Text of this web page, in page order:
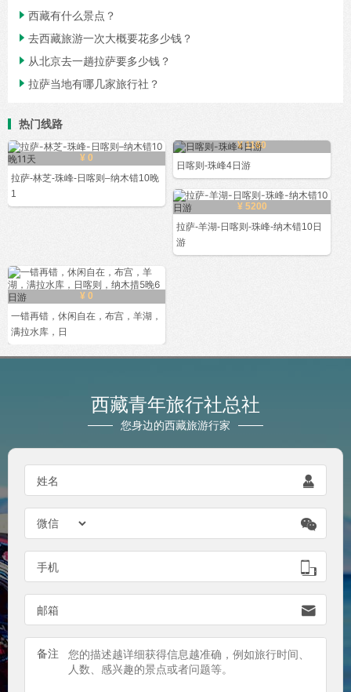
 西藏有什么景点？
 去西藏旅游一次大概要花多少钱？
 从北京去一趟拉萨要多少钱？
 拉萨当地有哪几家旅行社？
热门线路
¥ 0
拉萨-林芝-珠峰-日喀则–纳木错10晚
1
¥ 1160
日喀则-珠峰4日游
¥ 5200
拉萨-羊湖-日喀则-珠峰-纳木错10日
游
¥ 0
一错再错，休闲自在，布宫，羊湖，
满拉水库，日
西藏青年旅行社总社
您身边的西藏旅游行家
姓名 

手机 
邮箱 
备注